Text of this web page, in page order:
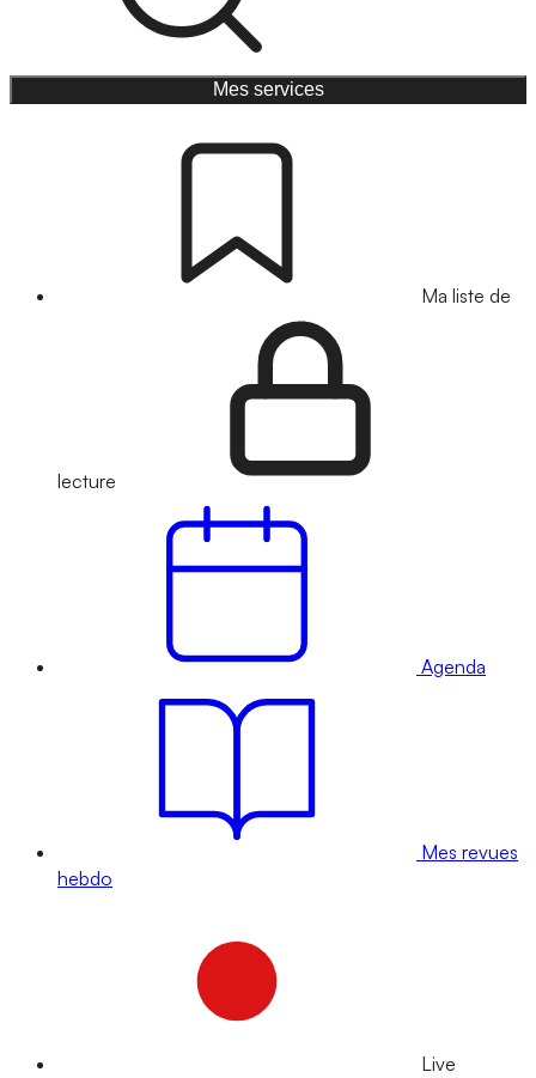
Mes services
Ma liste de
lecture
Agenda
Mes revues
hebdo
Live